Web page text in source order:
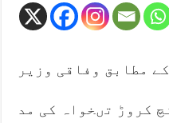
مطابق وفاقی وزیر
کروڑ تںخواہ کی مد